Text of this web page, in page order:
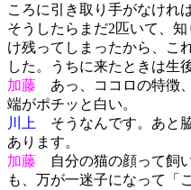
ころに引き取り手がなけれ
そうしたらまだ2匹いて、
け残ってしまったから、こ
した。うちに来たときは生
加藤 あっ、ココロの特徴
端がポチッと白い。
川上
そうなんです。あと
あります。
加藤 自分の猫の顔って飼
も、万が一迷子になって「